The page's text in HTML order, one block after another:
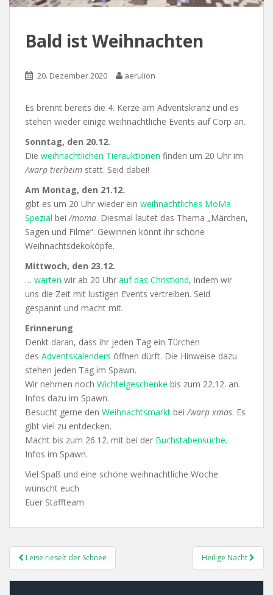
Bald ist Weihnachten
20. Dezember 2020 aerulion
Es brennt bereits die 4. Kerze am Adventskranz und es
stehen wieder einige weihnachtliche Events auf Corp an.
Sonntag, den 20.12.
Die weihnachtlichen Tierauktionen finden um 20 Uhr im
/warp tierheim statt. Seid dabei!
Am Montag, den 21.12.
gibt es um 20 Uhr wieder ein weihnachtliches MoMa
Spezial bei /moma. Diesmal lautet das Thema „Märchen,
Sagen und Filme“. Gewinnen könnt ihr schöne
Weihnachtsdekoköpfe.
Mittwoch, den 23.12.
… warten wir ab 20 Uhr auf das Christkind, indem wir
uns die Zeit mit lustigen Events vertreiben. Seid
gespannt und macht mit.
Erinnerung
Denkt daran, dass ihr jeden Tag ein Türchen
des Adventskalenders öffnen dürft. Die Hinweise dazu
stehen jeden Tag im Spawn.
Wir nehmen noch Wichtelgeschenke bis zum 22.12. an.
Infos dazu im Spawn.
Besucht gerne den Weihnachtsmarkt bei /warp xmas. Es
gibt viel zu entdecken.
Macht bis zum 26.12. mit bei der Buchstabensuche.
Infos im Spawn.
Viel Spaß und eine schöne weihnachtliche Woche
wünscht euch
Euer Staffteam
Post
Navigation
Leise rieselt der Schnee Heilige Nacht